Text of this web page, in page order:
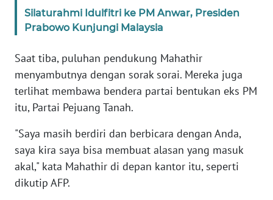
Silaturahmi Idulfitri ke PM Anwar, Presiden
Prabowo Kunjungi Malaysia
Saat tiba, puluhan pendukung Mahathir
menyambutnya dengan sorak sorai. Mereka juga
terlihat membawa bendera partai bentukan eks PM
itu, Partai Pejuang Tanah.
"Saya masih berdiri dan berbicara dengan Anda,
saya kira saya bisa membuat alasan yang masuk
akal," kata Mahathir di depan kantor itu, seperti
dikutip AFP.
INFO
TENTANG
KAMI
PEDOMAN
MEDIA
SIBER
REDAKSI